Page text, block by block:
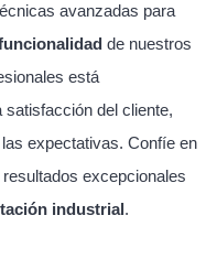
avanzadas para
de nuestros
está
del cliente,
expectativas. Confíe en
excepcionales
industrial.